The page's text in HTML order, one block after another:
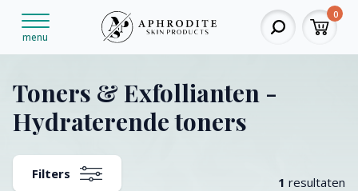
menu
0
Toners & Exfollianten -
Hydraterende toners
Filters
1 resultaten